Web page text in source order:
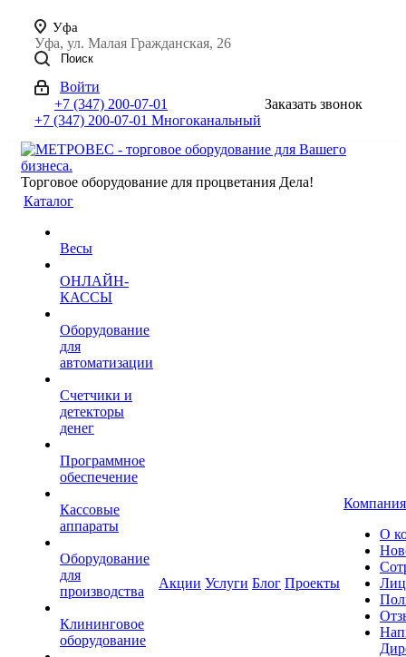
Уфа
Уфа, ул. Малая Гражданская, 26
Поиск
Войти
+7 (347) 200-07-01
+7 (347) 200-07-01 Многоканальный
Заказать звонок
Торговое оборудование для процветания Дела!
Каталог
Весы
ОНЛАЙН-
КАССЫ
Оборудование
для
автоматизации
Счетчики и
детекторы
денег
Программное
обеспечение
Кассовые
аппараты
Оборудование
для
производства
Клининговое
оборудование
Акции Услуги Блог Проекты
Компания
О